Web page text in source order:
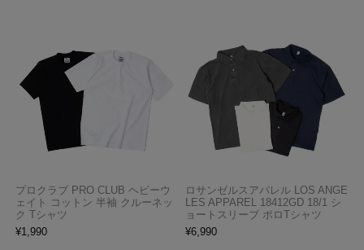
プロクラブ PRO CLUB ヘビーウ
ェイト コットン 半袖 クルーネッ
ク Tシャツ
¥1,990
ロサンゼルスアパレル LOS ANGE
LES APPAREL 18412GD 18/1 シ
ョートスリーブ ポロTシャツ
¥6,990